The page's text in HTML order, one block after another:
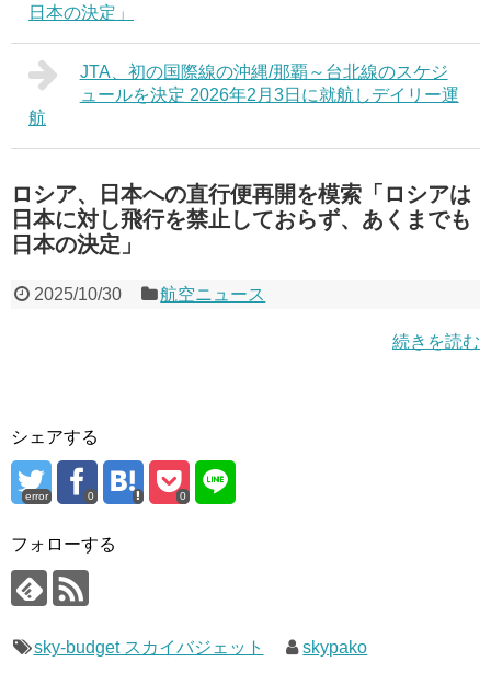
日本の決定」
JTA、初の国際線の沖縄/那覇～台北線のスケジ
ュールを決定 2026年2月3日に就航しデイリー運
航
ロシア、日本への直行便再開を模索「ロシアは
日本に対し飛行を禁止しておらず、あくまでも
日本の決定」
2025/10/30 航空ニュース
続きを読む
シェアする
error 0 0
フォローする
sky-budget スカイバジェット skypako